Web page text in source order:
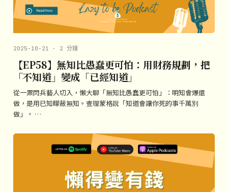
2025-10-21 · 2 分鐘
【EP58】無知比愚蠢更可怕：用財務規劃，把
「不知道」變成「已經知道」
從一票閃兵藝人切入，懶大聊「無知比愚蠢更可怕」：明知會爆還
做，是用已知矇蔽無知。查理蒙格說「知道會讓你死的事千萬別
做」， …